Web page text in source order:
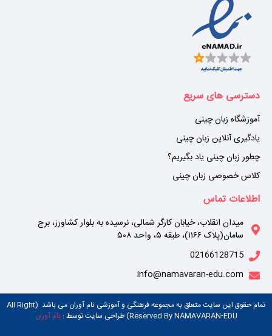
دسترسی های سریع
آموزشگاه زبان چینی
یادگیری آنلاین زبان چینی
چطور زبان چینی یاد بگیریم؟
کلاس خصوصی زبان چینی
اطلاعات تماس
میدان انقلاب، خیابان کارگر شمالی، نرسیده به بلوار کشاورز، برج
سامان(پلاک ۱۱۶۶)، طبقه ۵، واحد ۵۰۸
02166128715
info@namavaran-edu.com
تمام حقوق این سایت متعلق به مجموعه فرهنگی و آموزشی نام آوران می باشد. (All Right
Reserved By NAMAVARAN-EDU) طراحی سایت توسط :
نام آوران